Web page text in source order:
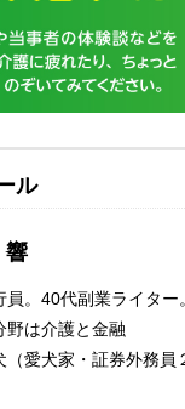
ル
響
員。40代副業ライター。
野は介護と金融
（愛犬家・証券外務員